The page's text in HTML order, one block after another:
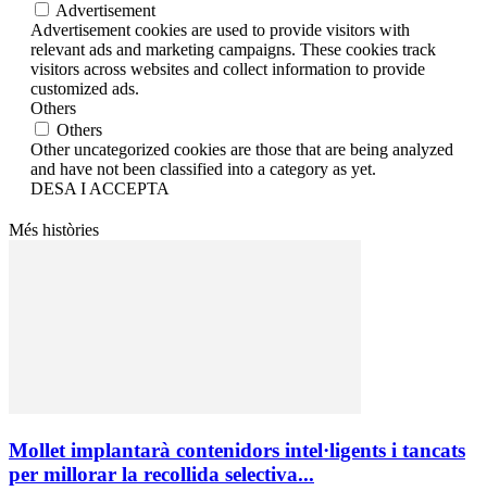
Advertisement
Advertisement cookies are used to provide visitors with
relevant ads and marketing campaigns. These cookies track
visitors across websites and collect information to provide
customized ads.
Others
Others
Other uncategorized cookies are those that are being analyzed
and have not been classified into a category as yet.
DESA I ACCEPTA
Més històries
Mollet implantarà contenidors intel·ligents i tancats
per millorar la recollida selectiva...